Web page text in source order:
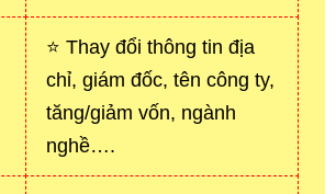
⭐ Thay đổi thông tin địa
chỉ, giám đốc, tên công ty,
tăng/giảm vốn, ngành
nghề….